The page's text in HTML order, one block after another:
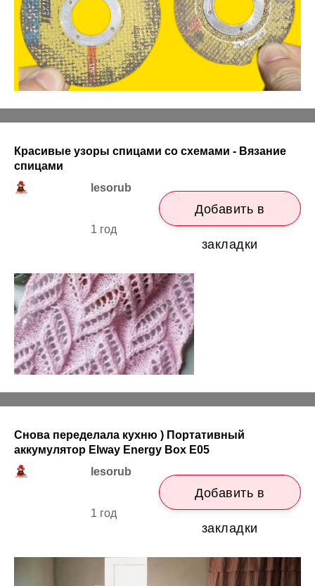
Красивые узоры спицами со схемами - Вязание
спицами
lesorub
1 год
Добавить в
закладки
Снова переделала кухню ) Портативный
аккумулятор Elway Energy Вox Е05
lesorub
1 год
Добавить в
закладки